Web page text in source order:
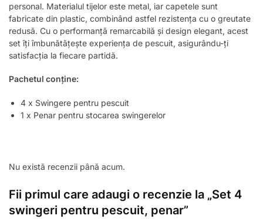
personal. Materialul tijelor este metal, iar capetele sunt
fabricate din plastic, combinând astfel rezistența cu o greutate
redusă. Cu o performanță remarcabilă și design elegant, acest
set îți îmbunătățește experiența de pescuit, asigurându-ți
satisfacția la fiecare partidă.
Pachetul conține:
4 x Swingere pentru pescuit
1 x Penar pentru stocarea swingerelor
Nu există recenzii până acum.
Fii primul care adaugi o recenzie la „Set 4
swingeri pentru pescuit, penar”